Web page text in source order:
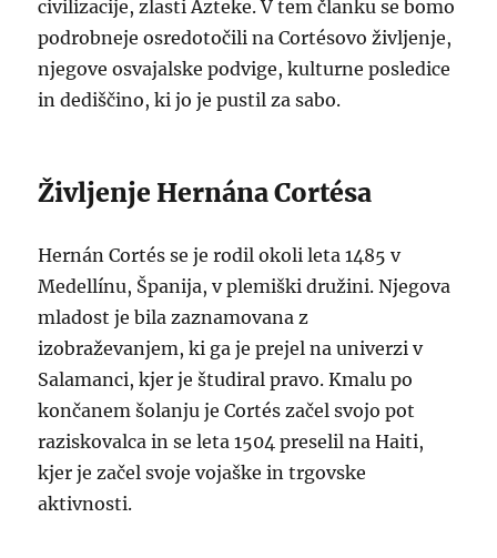
civilizacije, zlasti Azteke. V tem članku se bomo
podrobneje osredotočili na Cortésovo življenje,
njegove osvajalske podvige, kulturne posledice
in dediščino, ki jo je pustil za sabo.
Življenje Hernána Cortésa
Hernán Cortés se je rodil okoli leta 1485 v
Medellínu, Španija, v plemiški družini. Njegova
mladost je bila zaznamovana z
izobraževanjem, ki ga je prejel na univerzi v
Salamanci, kjer je študiral pravo. Kmalu po
končanem šolanju je Cortés začel svojo pot
raziskovalca in se leta 1504 preselil na Haiti,
kjer je začel svoje vojaške in trgovske
aktivnosti.